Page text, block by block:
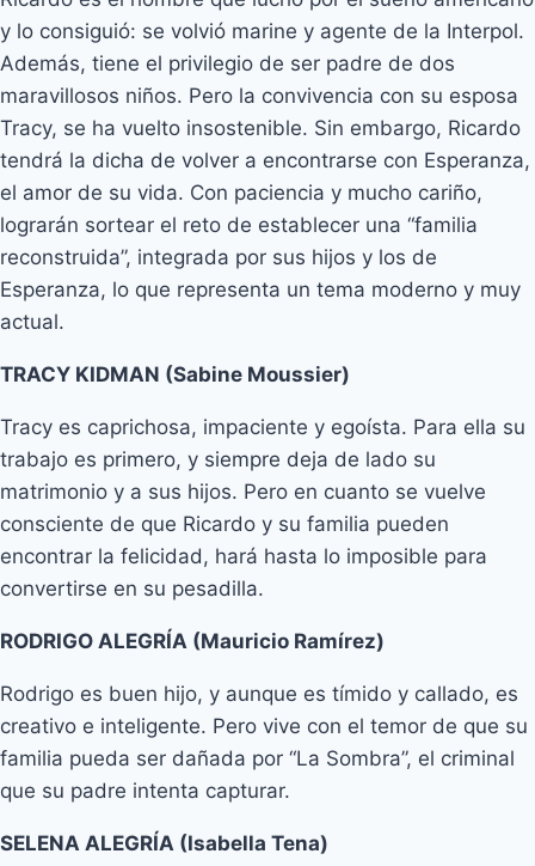
y lo consiguió: se volvió marine y agente de la Interpol.
Además, tiene el privilegio de ser padre de dos
maravillosos niños. Pero la convivencia con su esposa
Tracy, se ha vuelto insostenible. Sin embargo, Ricardo
tendrá la dicha de volver a encontrarse con Esperanza,
el amor de su vida. Con paciencia y mucho cariño,
lograrán sortear el reto de establecer una “familia
reconstruida”, integrada por sus hijos y los de
Esperanza, lo que representa un tema moderno y muy
actual.
TRACY KIDMAN (Sabine Moussier)
Tracy es caprichosa, impaciente y egoísta. Para ella su
trabajo es primero, y siempre deja de lado su
matrimonio y a sus hijos. Pero en cuanto se vuelve
consciente de que Ricardo y su familia pueden
encontrar la felicidad, hará hasta lo imposible para
convertirse en su pesadilla.
RODRIGO ALEGRÍA (Mauricio Ramírez)
Rodrigo es buen hijo, y aunque es tímido y callado, es
creativo e inteligente. Pero vive con el temor de que su
familia pueda ser dañada por “La Sombra”, el criminal
que su padre intenta capturar.
SELENA ALEGRÍA (Isabella Tena)